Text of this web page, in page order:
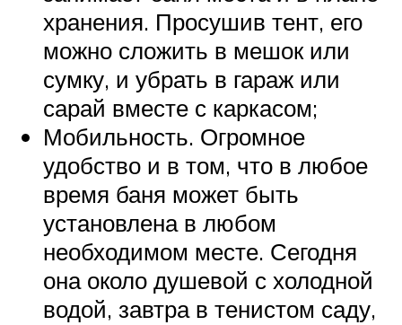
хранения. Просушив тент, его
можно сложить в мешок или
сумку, и убрать в гараж или
сарай вместе с каркасом;
Мобильность. Огромное
удобство и в том, что в любое
время баня может быть
установлена в любом
необходимом месте. Сегодня
она около душевой с холодной
водой, завтра в тенистом саду,